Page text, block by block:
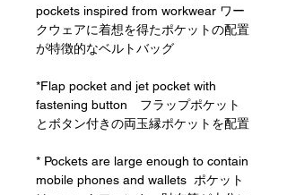
pockets inspired from workwear ワー
クウェアに着想を得たポケットの配置
が特徴的なベルトバッグ
*Flap pocket and jet pocket with
fastening button フラップポケット
とボタン付きの両玉縁ポケットを配置
* Pockets are large enough to contain
mobile phones and wallets ポケット